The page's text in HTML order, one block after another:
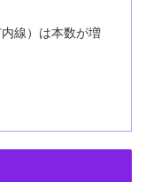
線）は本数が増